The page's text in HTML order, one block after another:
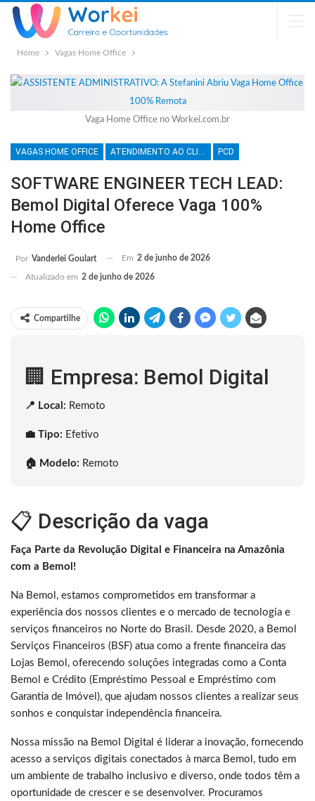
Home Vagas Home Office
Vaga Home Office no Workei.com.br
VAGAS HOME OFFICE ATENDIMENTO AO CLIENTE PCD
SOFTWARE ENGINEER TECH LEAD:
Bemol Digital Oferece Vaga 100%
Home Office
Por Vanderlei Goulart Em 2 de junho de 2026
Atualizado em 2 de junho de 2026
Compartilhe
🏢 Empresa: Bemol Digital
📍 Local: Remoto
💼 Tipo: Efetivo
🏠 Modelo: Remoto
📋 Descrição da vaga
Faça Parte da Revolução Digital e Financeira na Amazônia
com a Bemol!
Na Bemol, estamos comprometidos em transformar a
experiência dos nossos clientes e o mercado de tecnologia e
serviços financeiros no Norte do Brasil. Desde 2020, a Bemol
Serviços Financeiros (BSF) atua como a frente financeira das
Lojas Bemol, oferecendo soluções integradas como a Conta
Bemol e Crédito (Empréstimo Pessoal e Empréstimo com
Garantia de Imóvel), que ajudam nossos clientes a realizar seus
sonhos e conquistar independência financeira.
Nossa missão na Bemol Digital é liderar a inovação, fornecendo
acesso a serviços digitais conectados à marca Bemol, tudo em
um ambiente de trabalho inclusivo e diverso, onde todos têm a
oportunidade de crescer e se desenvolver. Procuramos